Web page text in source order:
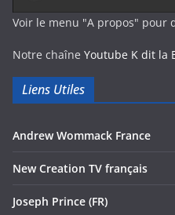
Voir le menu "A propos" pour
Notre chaîne Youtube K dit la
Liens Utiles
Andrew Wommack France
New Creation TV français
Joseph Prince (FR)